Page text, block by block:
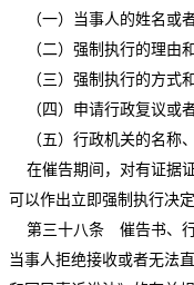
（一）当事人的姓名或者
（二）强制执行的理由和
（三）强制执行的方式和
（四）申请行政复议或
（五）行政机关的名称、
在催告期间，对有证据
可以作出立即强制执行决定
第三十八条 催告书、行
当事人拒绝接收或者无法